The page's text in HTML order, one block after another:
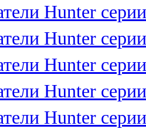
Hunter
Hunter
Hunter
Hunter
Hunter